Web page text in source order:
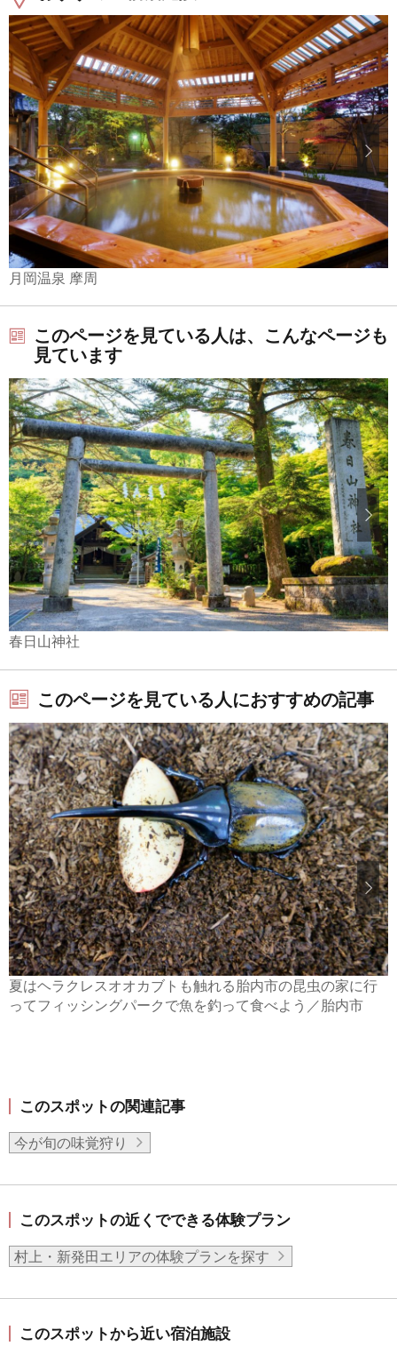
月岡温泉 摩周
このページを見ている人は、こんなページも
見ています
春日山神社
このページを見ている人におすすめの記事
夏はヘラクレスオオカブトも触れる胎内市の昆虫の家に行
ってフィッシングパークで魚を釣って食べよう／胎内市
このスポットの関連記事
今が旬の味覚狩り
このスポットの近くでできる体験プラン
村上・新発田エリアの体験プランを探す
このスポットから近い宿泊施設